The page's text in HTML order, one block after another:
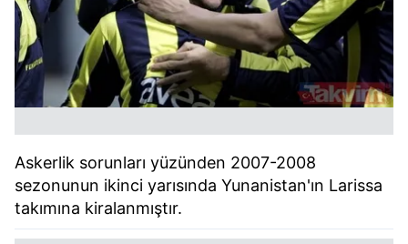
Askerlik sorunları yüzünden 2007-2008
sezonunun ikinci yarısında Yunanistan'ın Larissa
takımına kiralanmıştır.